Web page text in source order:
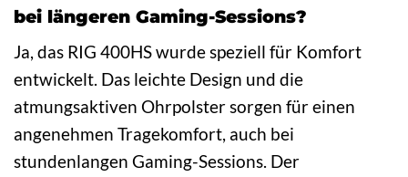
bei längeren Gaming-Sessions?
Ja, das RIG 400HS wurde speziell für Komfort
entwickelt. Das leichte Design und die
atmungsaktiven Ohrpolster sorgen für einen
angenehmen Tragekomfort, auch bei
stundenlangen Gaming-Sessions. Der